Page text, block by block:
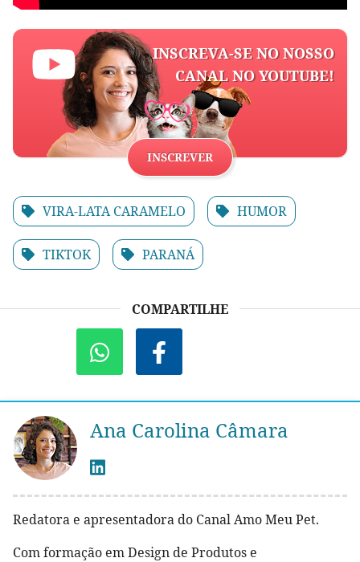
INSCREVA-SE NO NOSSO
CANAL NO YOUTUBE!
INSCREVER
VIRA-LATA CARAMELO HUMOR
TIKTOK PARANÁ
COMPARTILHE
Ana Carolina Câmara
Redatora e apresentadora do Canal Amo Meu Pet.
Com formação em Design de Produtos e